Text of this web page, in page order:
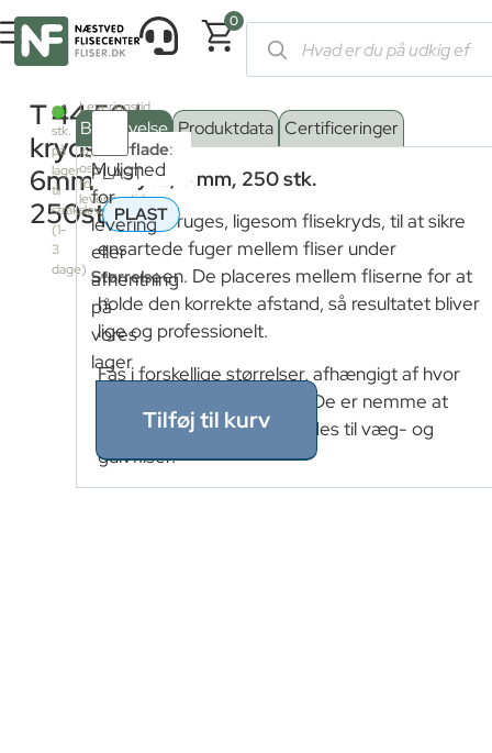
0
Forside/Shop/Værktøj
T
kryds
6mm
250stk
44,50kr.
80
stk.
på
lager
til
strakslevering
(1-
3
dage)
Leveringstid
fra
fjernlager:
Kontakt
os
for
leveringstid
Overflade:
PLAST
PLAST
Størrelse
Mulighed
for
levering
eller
afhentning
på
vores
lager
Tilføj til kurv
Beskrivelse Produktdata Certificeringer
T-kryds, 6 mm, 250 stk.
T-kryds bruges, ligesom flisekryds, til at sikre
ensartede fuger mellem fliser under
lægningen. De placeres mellem fliserne for at
holde den korrekte afstand, så resultatet bliver
lige og professionelt.
Fås i forskellige størrelser, afhængigt af hvor
bred en fuge man ønsker. De er nemme at
bruge og kan både anvendes til væg- og
gulvfliser.